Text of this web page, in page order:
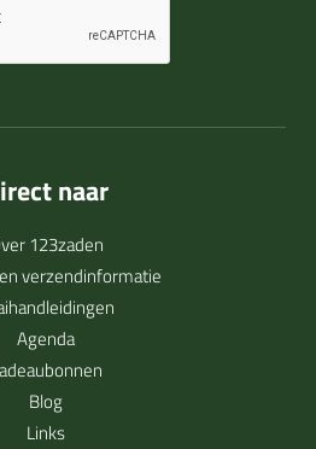
naar
123zaden
verzendinformatie
Agenda
Blog
Links